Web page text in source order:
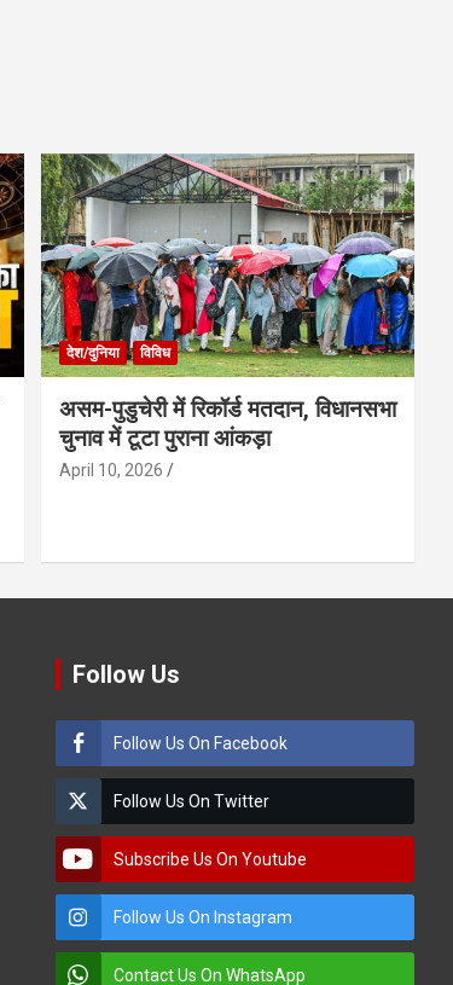
देश/दुनिया विविध
असम-पुडुचेरी में रिकॉर्ड मतदान, विधानसभा
चुनाव में टूटा पुराना आंकड़ा
April 10, 2026
Follow Us
Follow Us On Facebook
Follow Us On Twitter
Subscribe Us On Youtube
Follow Us On Instagram
Contact Us On WhatsApp